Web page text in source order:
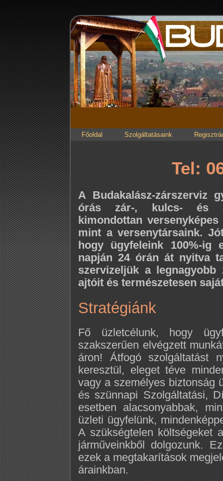
Főoldal Szolgáltatásaink
Tel:
A Budakalász-zárszerviz
órás zár-, kulcs- és
kimondottan
mint a versenytársaink.
hogy ügyfeleink 100%-ig
napján 24 órán át nyitva
szervizeljük a
ajtóit és természetesen
Stratégiánk
Fő üzletcélunk, hogy
szakszerűen elvégzett
áron! Átfogó szolgáltatást
keresztül, eleget téve
vagy a személyes biztonság
és szünnapi Szolgáltatási,
esetben alacsonyabbak,
üzleti ügyfelünk,
A szükségtelen költségeket
járműveinkből dolgozunk.
ezek a megtakarítások
árainkban.